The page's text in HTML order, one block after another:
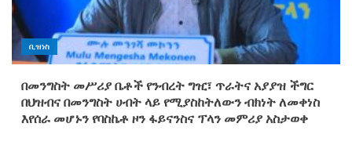
ቢዝነስ
በመንግስት መሥሪያ ቤቶች የንብረት ግዢ፣ ጥራትና አያያዝ ችግር
በህዝብና በመንግስት ሀብት ላይ የሚያስከትለውን ብክነት ለመቀነስ
እየሰራ መሆኑን የባስኬቶ ዞን ፋይናንስና ፕላን መምሪያ አስታወቀ